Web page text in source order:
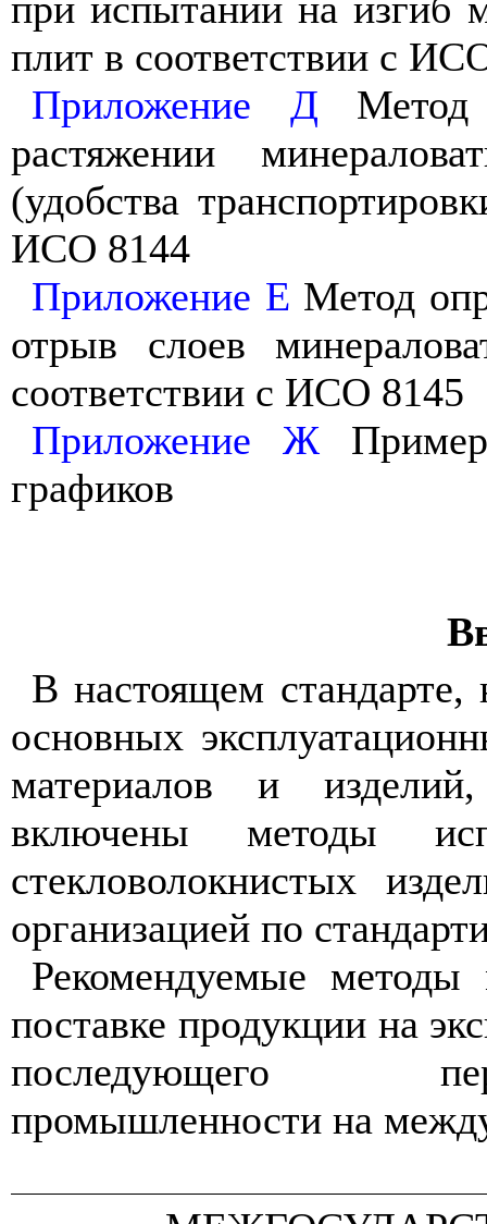
плит в соответствии с
Приложение Д Метод
растяжении
(удобства
ИСО 8144
Приложение Е Метод
отрыв слоев
соответствии с ИСО 8145
Приложение Ж
графиков
В настоящем стандарте,
основных
материалов и
включены методы
стекловолокнистых
организацией по
Рекомендуемые
поставке продукции на
последующего
промышленности на